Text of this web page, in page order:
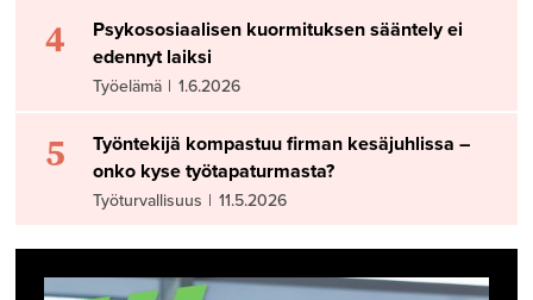
4
Psykososiaalisen kuormituksen sääntely ei
edennyt laiksi
Työelämä | 1.6.2026
5
Työntekijä kompastuu firman kesäjuhlissa –
onko kyse työtapaturmasta?
Työturvallisuus | 11.5.2026